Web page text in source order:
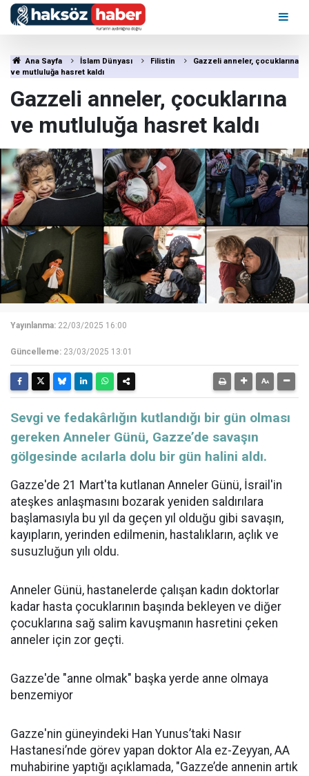
Ana Sayfa İslam Dünyası Filistin
Gazzeli anneler, çocuklarına
ve mutluluğa hasret kaldı
Gazzeli anneler, çocuklarına
ve mutluluğa hasret kaldı
Yayınlanma: 22/03/2025 16:00
Güncelleme: 23/03/2025 13:01
Sevgi ve fedakârlığın kutlandığı bir gün olması
gereken Anneler Günü, Gazze’de savaşın
gölgesinde acılarla dolu bir gün halini aldı.
Gazze'de 21 Mart'ta kutlanan Anneler Günü, İsrail'in
ateşkes anlaşmasını bozarak yeniden saldırılara
başlamasıyla bu yıl da geçen yıl olduğu gibi savaşın,
kayıpların, yerinden edilmenin, hastalıkların, açlık ve
susuzluğun yılı oldu.
Anneler Günü, hastanelerde çalışan kadın doktorlar
kadar hasta çocuklarının başında bekleyen ve diğer
çocuklarına sağ salim kavuşmanın hasretini çeken
anneler için zor geçti.
Gazze'de "anne olmak" başka yerde anne olmaya
benzemiyor
Gazze'nin güneyindeki Han Yunus’taki Nasır
Hastanesi’nde görev yapan doktor Ala ez-Zeyyan, AA
muhabirine yaptığı açıklamada, "Gazze’de annenin artık